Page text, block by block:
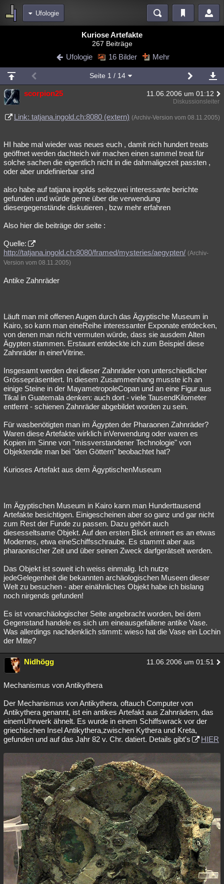
Ufologie
Blogs Videos
Chat Wiki Neuigkeiten
meine Rubriken
Menschen Wissenschaft Mystery Kriminalfälle
Spiritualität Verschwörungen Technologie Ufologie
weitere Rubriken
Philosophie Träume Orte Esoterik Literatur
Astronomie Helpdesk Gruppen Filme
Musik Clash Verbesserungen Allmystery
Lesenswert Schlüsselwörter
Kuriose Artefakte
267 Beiträge
Ufologie 16 Bilder Mehr
Seite 1 / 14
scorpion25 11.06.2006 um 01:12
Diskussionsleiter
Link: tatjana.ingold.ch:8080 (extern) (Archiv-Version vom 08.11.2005)
HI habe mal wieder was neues euch , damit nich hundert treats
geöffnet werden dachteich wir machen einen sammel treat für
solche sachen die eigentlich nicht in die dahmaligezeit passten ,
oder aber undefinierbar sind
also habe auf tatjana ingolds seitezwei interessante berichte
gefunden und würde gerne über die verwendung
diesergegenstände diskutieren , bzw mehr erfahren
Also hier die beiträge der seite :
Quelle:
http://tatjana.ingold.ch:8080/framed/mysteries/aegypten/ (Archiv-
Version vom 08.11.2005)
Antike Zahnräder
Läuft man mit offenen Augen durch das Ägyptische Museum in
Kairo, so kann man eineReihe interessanter Exponate entdecken,
von denen man nicht vermuten würde, dass sie ausdem Alten
Ägypten stammen. Erstaunt entdeckte ich zum Beispiel diese
Zahnräder in einerVitrine.
Insgesamt werden drei dieser Zahnräder von unterschiedlicher
Grössepräsentiert. In diesem Zusammenhang musste ich an
einige Steine in der MayametropoleCopan und an eine Figur aus
Tikal in Guatemala denken: auch dort - viele TausendKilometer
entfernt - schienen Zahnräder abgebildet worden zu sein.
Für wasbenötigten man im Ägypten der Pharaonen Zahnräder?
Waren diese Artefakte wirklich inVerwendung oder waren es
Kopien im Sinne von "missverstandener Technologie" von
Objektendie man bei "den Göttern" beobachtet hat?
Kurioses Artefakt aus dem ÄgyptischenMuseum
Im Ägyptischen Museum in Kairo kann man Hunderttausend
Artefakte besichtigen. Einigescheinen aber so ganz und gar nicht
zum Rest der Funde zu passen. Dazu gehört auch
diesesseltsame Objekt. Auf den ersten Blick erinnert es an etwas
Modernes, etwa eineSchiffsschraube. Es stammt aber aus
pharaonischer Zeit und über seinen Zweck darfgerätselt werden.
Das Objekt ist soweit ich weiss einmalig. Ich nutze
jedeGelegenheit die bekannten archäologischen Museen dieser
Welt zu besuchen - aber einähnliches Objekt habe ich bislang
noch nirgends gefunden!
Es ist vonarchäologischer Seite angebracht worden, bei dem
Gegenstand handele es sich um eineausgefallene antike Vase.
Was allerdings nachdenklich stimmt: wieso hat die Vase ein Lochin
der Mitte?
Nidhögg 11.06.2006 um 01:51
‭Mechanismus von Antikythera
‭Der Mechanismus von Antikythera, oftauch Computer von
Antikythera genannt, ist ein antikes Artefakt aus Zahnrädern, das
einemUhrwerk ähnelt. Es wurde in einem Schiffswrack vor der
griechischen Insel Antikythera,zwischen Kythera und Kreta,
gefunden und auf das Jahr 82 v. Chr. datiert. Details gibt's
HIER